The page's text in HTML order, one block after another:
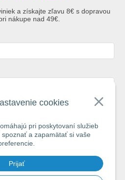
cookies
pri poskytovaní služieb
spoznať a zapamätať si vaše
Prijať
a získajte zľavu 8€ s dopravou
nákupe nad 49€.
v schránke : 1x Rybársky Poradca a 1x
nových článkov z nášho blogu.
je pre nás na 1. mieste.Zoznámte sa s